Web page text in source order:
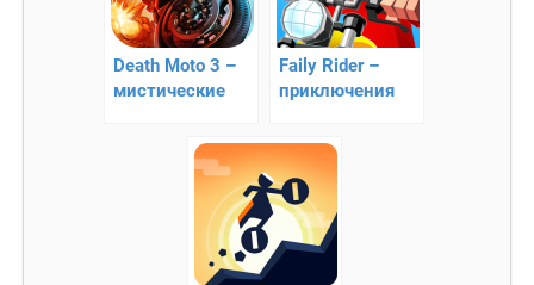
Death Moto 3 –
мистические
выживание
Faily Rider –
приключения
мотоцикле